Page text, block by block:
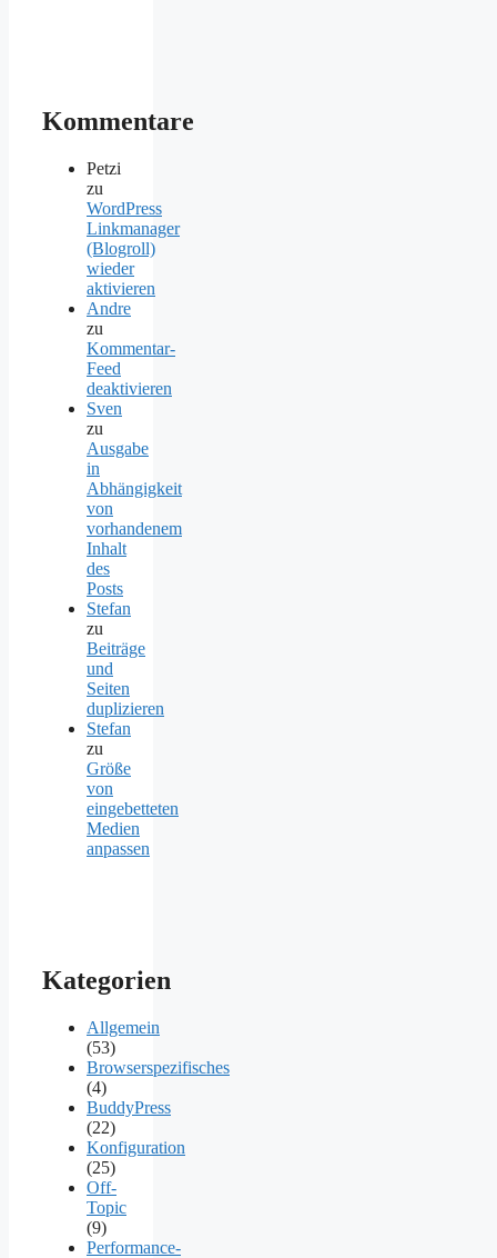
Kommentare
Petzi
zu
WordPress
Linkmanager
(Blogroll)
wieder
aktivieren
Andre
zu
Kommentar-
Feed
deaktivieren
Sven
zu
Ausgabe
in
Abhängigkeit
von
vorhandenem
Inhalt
des
Posts
Stefan
zu
Beiträge
und
Seiten
duplizieren
Stefan
zu
Größe
von
eingebetteten
Medien
anpassen
Kategorien
Allgemein
(53)
Browserspezifisches
(4)
BuddyPress
(22)
Konfiguration
(25)
Off-
Topic
(9)
Performance-